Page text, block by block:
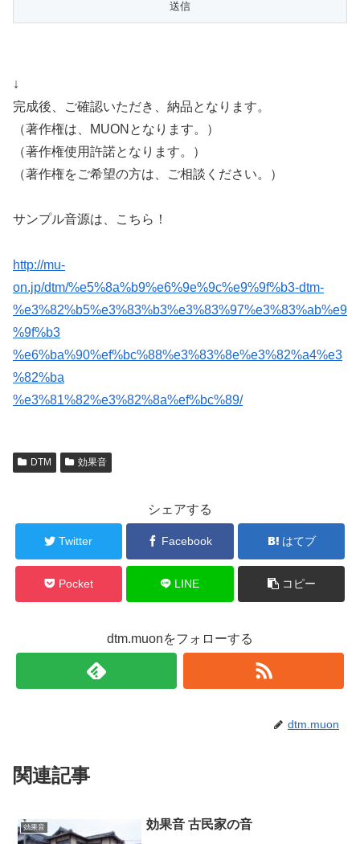
↓
完成後、ご確認いただき、納品となります。
（著作権は、MUONとなります。）
（著作権使用許諾となります。）
（著作権をご希望の方は、ご相談ください。）
サンプル音源は、こちら！
http://mu-
on.jp/dtm/%e5%8a%b9%e6%9e%9c%e9%9f%b3-dtm-
%e3%82%b5%e3%83%b3%e3%83%97%e3%83%ab%e9
%9f%b3
%e6%ba%90%ef%bc%88%e3%83%8e%e3%82%a4%e3
%82%ba
%e3%81%82%e3%82%8a%ef%bc%89/
DTM 効果音
シェアする
Twitter Facebook はてブ
Pocket LINE コピー
dtm.muonをフォローする
dtm.muon
関連記事
効果音 効果音 古民家の音